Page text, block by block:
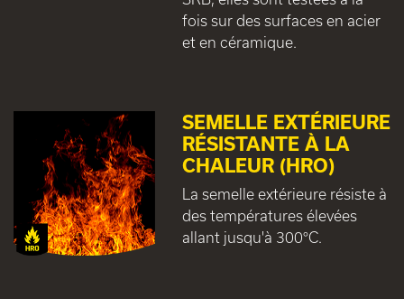
fois sur des surfaces en acier
et en céramique.
SEMELLE EXTÉRIEURE
RÉSISTANTE À LA
CHALEUR (HRO)
La semelle extérieure résiste à
des températures élevées
allant jusqu'à 300°C.